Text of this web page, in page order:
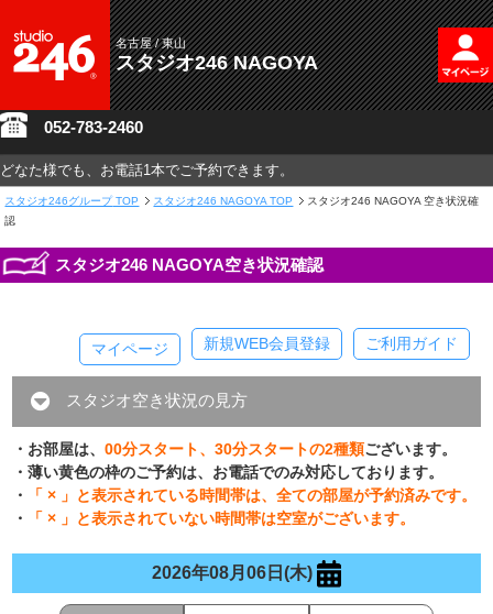
名古屋 / 東山
スタジオ246 NAGOYA
052-783-2460
どなた様でも、お電話1本でご予約できます。
スタジオ246グループ TOP スタジオ246 NAGOYA TOP
スタジオ246 NAGOYA 空き状況確
認
スタジオ246 NAGOYA空き状況確認
ご利用ガイド
新規WEB会員登録
マイページ
スタジオ空き状況の見方
・お部屋は、00分スタート、30分スタートの2種類ございます。
・薄い黄色の枠のご予約は、お電話でのみ対応しております。
・
「 × 」と表示されている時間帯は、全ての部屋が予約済みです。
・
「 × 」と表示されていない時間帯は空室がございます。
2026年08月06日(木)